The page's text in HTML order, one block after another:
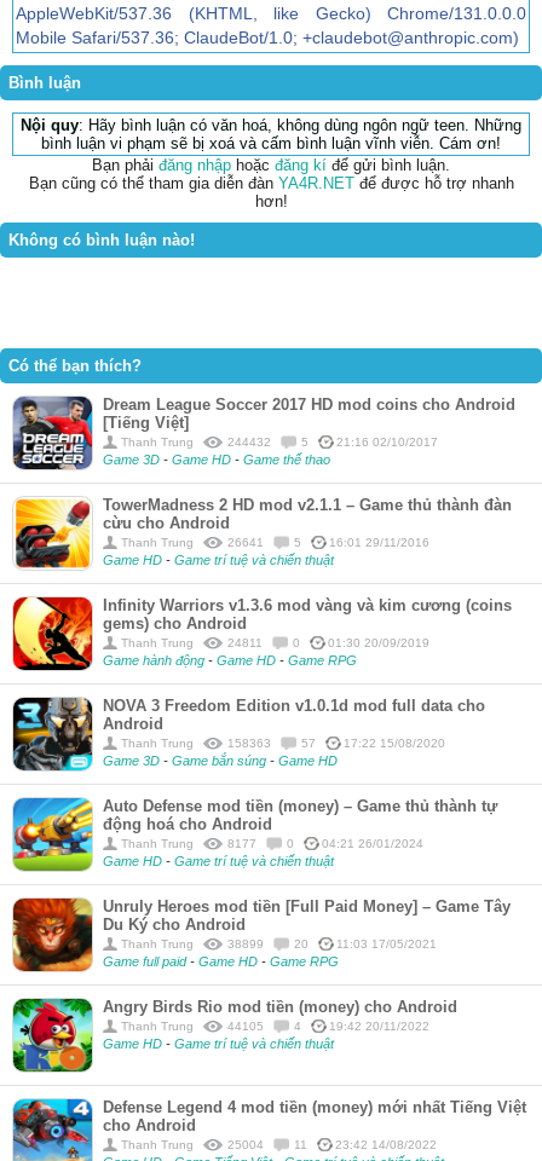
AppleWebKit/537.36 (KHTML, like Gecko) Chrome/131.0.0.0
Mobile Safari/537.36; ClaudeBot/1.0; +claudebot@anthropic.com)
Bình luận
Nội quy: Hãy bình luận có văn hoá, không dùng ngôn ngữ teen. Những
bình luận vi phạm sẽ bị xoá và cấm bình luận vĩnh viễn. Cám ơn!
Bạn phải đăng nhập hoặc đăng kí để gửi bình luận.
Bạn cũng có thể tham gia diễn đàn YA4R.NETđể được hỗ trợ nhanh
hơn!
Không có bình luận nào!
Có thể bạn thích?
Dream League Soccer 2017 HD mod coins cho Android
[Tiếng Việt]
Thanh Trung 244432 5 21:16 02/10/2017
Game 3D - Game HD - Game thể thao
TowerMadness 2 HD mod v2.1.1 – Game thủ thành đàn
cừu cho Android
Thanh Trung 26641 5 16:01 29/11/2016
Game HD - Game trí tuệ và chiến thuật
Infinity Warriors v1.3.6 mod vàng và kim cương (coins
gems) cho Android
Thanh Trung 24811 0 01:30 20/09/2019
Game hành động - Game HD - Game RPG
NOVA 3 Freedom Edition v1.0.1d mod full data cho
Android
Thanh Trung 158363 57 17:22 15/08/2020
Game 3D - Game bắn súng - Game HD
Auto Defense mod tiền (money) – Game thủ thành tự
động hoá cho Android
Thanh Trung 8177 0 04:21 26/01/2024
Game HD - Game trí tuệ và chiến thuật
Unruly Heroes mod tiền [Full Paid Money] – Game Tây
Du Ký cho Android
Thanh Trung 38899 20 11:03 17/05/2021
Game full paid- Game HD - Game RPG
Angry Birds Rio mod tiền (money) cho Android
Thanh Trung 44105 4 19:42 20/11/2022
Game HD - Game trí tuệ và chiến thuật
Defense Legend 4 mod tiền (money) mới nhất Tiếng Việt
cho Android
Thanh Trung 25004 11 23:42 14/08/2022